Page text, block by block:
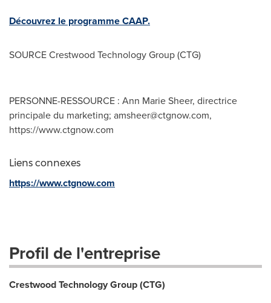
Découvrez le programme CAAP.
SOURCE Crestwood Technology Group (CTG)
PERSONNE-RESSOURCE : Ann Marie Sheer, directrice
principale du marketing; amsheer@ctgnow.com,
https://www.ctgnow.com
Liens connexes
https://www.ctgnow.com
Profil de l'entreprise
Crestwood Technology Group (CTG)